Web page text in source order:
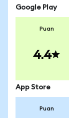
Google Play
Puan
4.4
App Store
Puan